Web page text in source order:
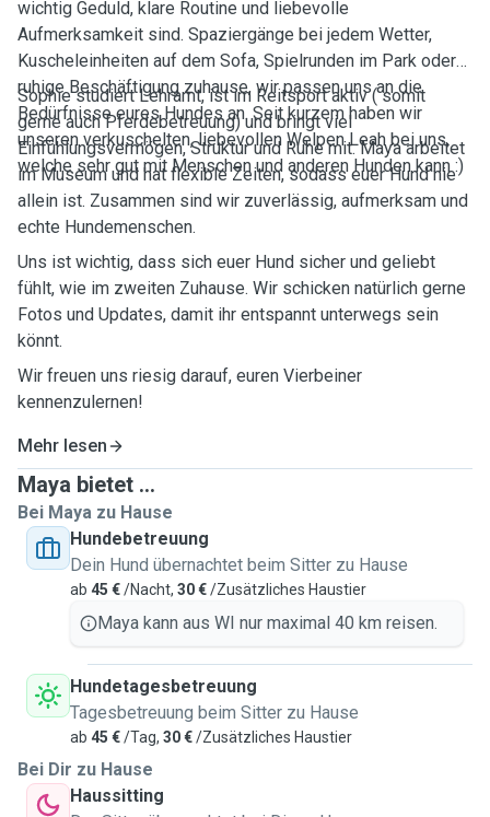
wichtig Geduld, klare Routine und liebevolle
Aufmerksamkeit sind. Spaziergänge bei jedem Wetter,
Kuscheleinheiten auf dem Sofa, Spielrunden im Park oder
ruhige Beschäftigung zuhause, wir passen uns an die
Bedürfnisse eures Hundes an. Seit kurzem haben wir
unseren verkuschelten, liebevollen Welpen Leah bei uns,
welche sehr gut mit Menschen und anderen Hunden kann :)
Sophie studiert Lehramt, ist im Reitsport aktiv ( somit
gerne auch Pferdebetreuung) und bringt viel
Einfühlungsvermögen, Struktur und Ruhe mit. Maya arbeitet
im Museum und hat flexible Zeiten, sodass euer Hund nie
allein ist. Zusammen sind wir zuverlässig, aufmerksam und
echte Hundemenschen.
Uns ist wichtig, dass sich euer Hund sicher und geliebt
fühlt, wie im zweiten Zuhause. Wir schicken natürlich gerne
Fotos und Updates, damit ihr entspannt unterwegs sein
könnt.
Wir freuen uns riesig darauf, euren Vierbeiner
kennenzulernen!
Mehr lesen
Maya bietet ...
Bei Maya zu Hause
Hundebetreuung
Dein Hund übernachtet beim Sitter zu Hause
ab 45 €/Nacht, 30 €/Zusätzliches Haustier
Maya kann aus WI nur maximal 40 km reisen.
Hundetagesbetreuung
Tagesbetreuung beim Sitter zu Hause
ab 45 €/Tag, 30 €/Zusätzliches Haustier
Bei Dir zu Hause
Haussitting